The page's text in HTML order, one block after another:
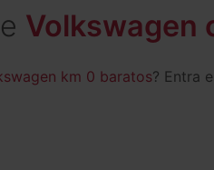
Volkswagen
km 0 baratos? Entra